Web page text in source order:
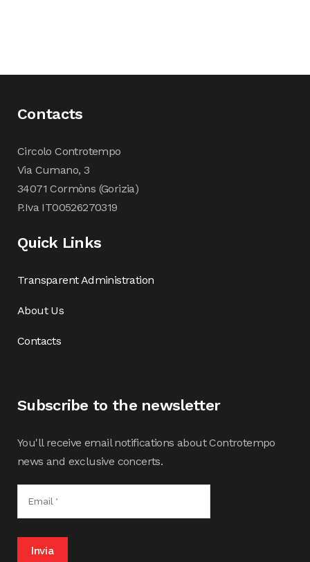
Contacts
Circolo Controtempo
Via Cumano, 3
34071 Cormòns (Gorizia)
P.Iva IT00526270319
Quick Links
Transparent Administration
About Us
Contacts
Subscribe to the newsletter
You'll receive email notifications about Controtempo
news and exclusive concerts.